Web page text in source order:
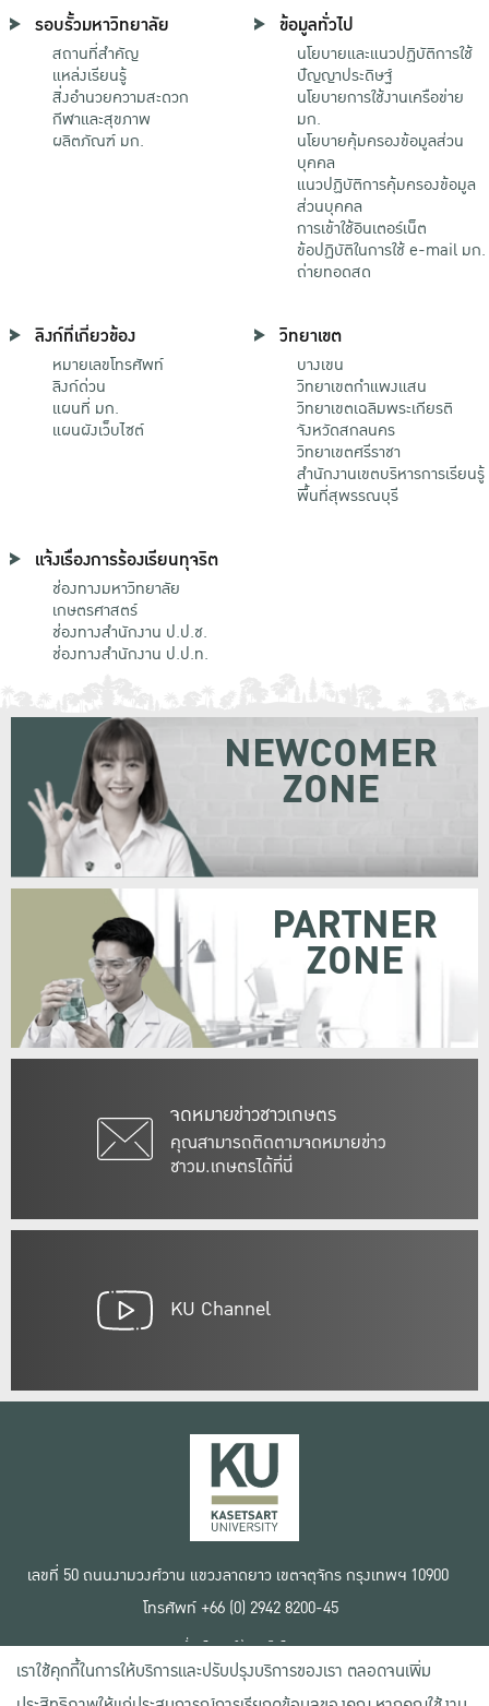
รอบรั้วมหาวิทยาลัย
สถานที่สำคัญ
แหล่งเรียนรู้
สิ่งอำนวยความสะดวก
กีฬาและสุขภาพ
ผลิตภัณฑ์ มก.
ข้อมูลทั่วไป
นโยบายและแนวปฏิบัติการใช้
ปัญญาประดิษฐ์
นโยบายการใช้งานเครือข่าย
มก.
นโยบายคุ้มครองข้อมูลส่วน
บุคคล
แนวปฏิบัติการคุ้มครองข้อมูล
ส่วนบุคคล
การเข้าใช้อินเตอร์เน็ต
ข้อปฏิบัติในการใช้ e-mail มก.
ถ่ายทอดสด
ลิงก์ที่เกี่ยวข้อง
หมายเลขโทรศัพท์
ลิงก์ด่วน
แผนที่ มก.
แผนผังเว็บไซต์
วิทยาเขต
บางเขน
วิทยาเขตกําแพงแสน
วิทยาเขตเฉลิมพระเกียรติ
จังหวัดสกลนคร
วิทยาเขตศรีราชา
สำนักงานเขตบริหารการเรียนรู้
พื้นที่สุพรรณบุรี
แจ้งเรื่องการร้องเรียนทุจริต
ช่องทางมหาวิทยาลัย
เกษตรศาสตร์
ช่องทางสำนักงาน ป.ป.ช.
ช่องทางสำนักงาน ป.ป.ท.
จดหมายข่าวชาวเกษตร
คุณสามารถติดตามจดหมายข่าว
ชาวม.เกษตรได้ที่นี่
NEWCOMER
ZONE
PARTNER
ZONE
KU Channel
เลขที่ 50 ถนนงามวงศ์วาน แขวงลาดยาว เขตจตุจักร กรุงเทพฯ 10900
โทรศัพท์ +66 (0) 2942 8200-45
เงื่อนไขการใช้งานเว็บไซต์
ข้อตกลงด้านสิทธิ์ใช้งาน
นโยบายความเป็นส่วนตัว
เราใช้คุกกี้ในการให้บริการและปรับปรุงบริการของเรา ตลอดจนเพิ่ม